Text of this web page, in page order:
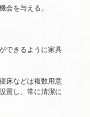
会を与える。
できるように家具
床などは複数用意
置し、常に清潔に